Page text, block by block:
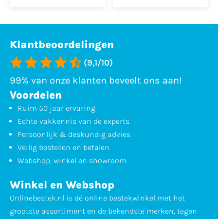
Klantbeoordelingen
(9,1/10)
99% van onze klanten beveelt ons aan!
Voordelen
Ruim 50 jaar ervaring
Echte vakkennis van de experts
Persoonlijk & deskundig advies
Veilig bestellen en betalen
Webshop, winkel en showroom
Winkel en Webshop
Onlinebestek.nl is dé online bestekwinkel met het
grootste assortiment en de bekendste merken, tegen